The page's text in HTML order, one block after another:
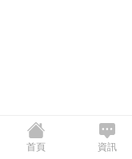
首頁 資訊